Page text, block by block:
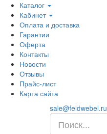
Каталог
Кабинет
Оплата и доставка
Гарантии
Оферта
Контакты
Новости
Отзывы
Прайс-лист
Карта сайта
sale@feldwebel.ru